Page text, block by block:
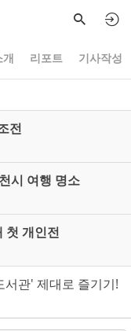
개 리포트 기사작성
전
시 여행 명소
첫 개인전
관' 제대로 즐기기!